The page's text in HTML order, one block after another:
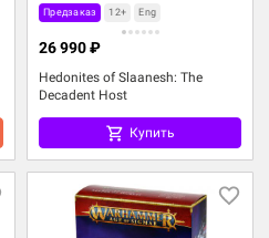
Предзаказ 12+ Eng
Hedonites of Slaanesh: The
Decadent Host
26 990 ₽
Купить